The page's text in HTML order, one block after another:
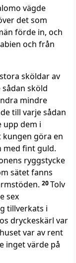
vägde
det som
förde in, och
och från
sköldar av
sköld
mindre
till varje sådan
upp dem i
kungen göra en
med fint guld.
ryggstycke
sätet fanns
20Tolv
sex
tillverkats i
dryckeskärl var
var av rent
inget värde på